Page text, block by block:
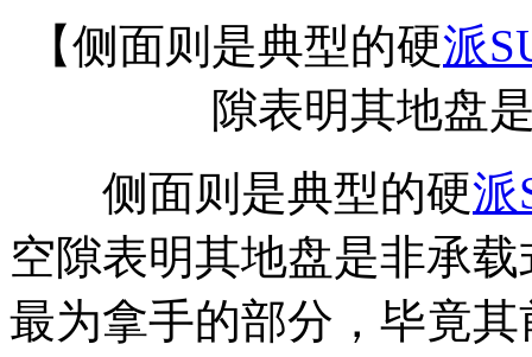
【侧面则是典型的硬派
隙表明其地盘
侧面则是典型的硬派
空隙表明其地盘是非承载
最为拿手的部分，毕竟